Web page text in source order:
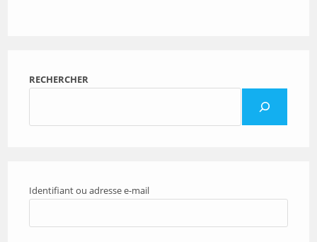
RECHERCHER
Identifiant ou adresse e-mail